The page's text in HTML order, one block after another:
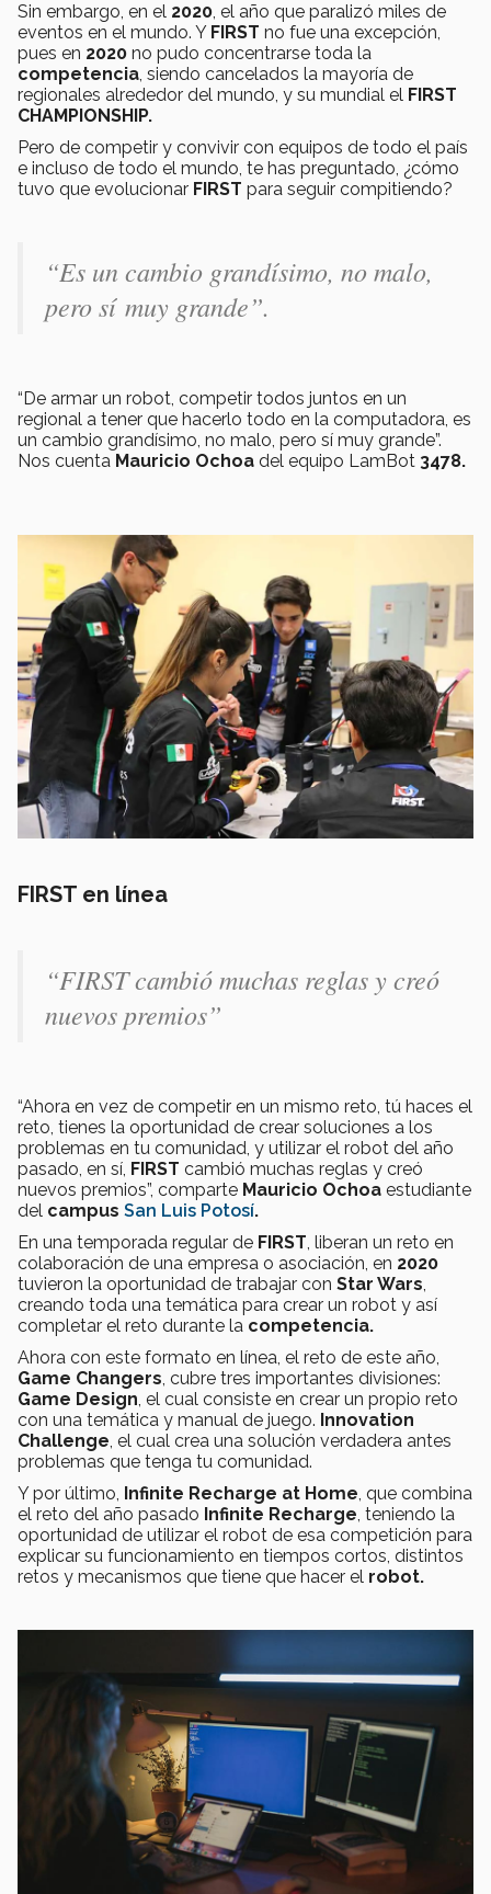
Sin embargo, en el 2020, el año que paralizó miles de
eventos en el mundo. Y FIRST no fue una excepción,
pues en 2020 no pudo concentrarse toda la
competencia, siendo cancelados la mayoría de
regionales alrededor del mundo, y su mundial el FIRST
CHAMPIONSHIP.
Pero de competir y convivir con equipos de todo el país
e incluso de todo el mundo, te has preguntado, ¿cómo
tuvo que evolucionar FIRST para seguir compitiendo?
“Es un cambio grandísimo, no malo,
pero sí muy grande”.
“De armar un robot, competir todos juntos en un
regional a tener que hacerlo todo en la computadora, es
un cambio grandísimo, no malo, pero sí muy grande”.
Nos cuenta Mauricio Ochoa del equipo LamBot 3478.
FIRST en línea
“FIRST cambió muchas reglas y creó
nuevos premios”
“Ahora en vez de competir en un mismo reto, tú haces el
reto, tienes la oportunidad de crear soluciones a los
problemas en tu comunidad, y utilizar el robot del año
pasado, en sí, FIRST cambió muchas reglas y creó
nuevos premios”, comparte Mauricio Ochoa estudiante
del campus San Luis Potosí.
En una temporada regular de FIRST, liberan un reto en
colaboración de una empresa o asociación, en 2020
tuvieron la oportunidad de trabajar con Star Wars,
creando toda una temática para crear un robot y así
completar el reto durante la competencia.
Ahora con este formato en línea, el reto de este año,
Game Changers, cubre tres importantes divisiones:
Game Design, el cual consiste en crear un propio reto
con una temática y manual de juego. Innovation
Challenge, el cual crea una solución verdadera antes
problemas que tenga tu comunidad.
Y por último, Infinite Recharge at Home, que combina
el reto del año pasado Infinite Recharge, teniendo la
oportunidad de utilizar el robot de esa competición para
explicar su funcionamiento en tiempos cortos, distintos
retos y mecanismos que tiene que hacer el robot.